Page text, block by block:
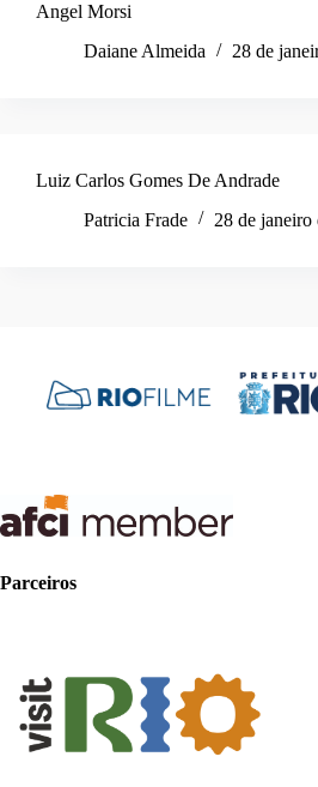
Angel Morsi
Daiane Almeida
28 de
Luiz Carlos Gomes De Andrade
Patricia Frade
28 de janeiro
Parceiros